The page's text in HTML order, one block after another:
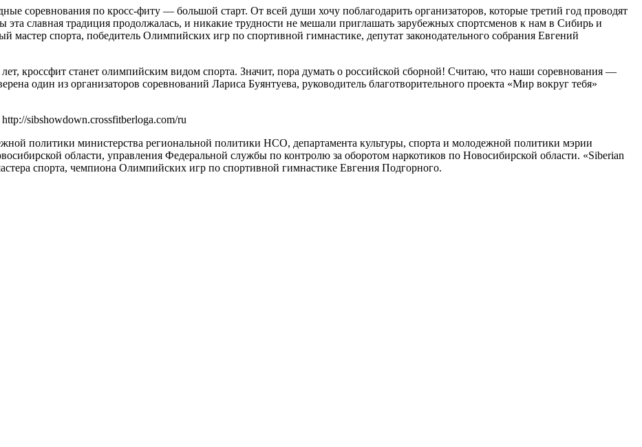
соревнования по кросс-фиту — большой старт. От всей души хочу поблагодарить организаторов, которые третий год проводят
эта славная традиция продолжалась, и никакие трудности не мешали приглашать зарубежных спортсменов к нам в Сибирь и
мастер спорта, победитель Олимпийских игр по спортивной гимнастике, депутат законодательного собрания Евгений
кроссфит станет олимпийским видом спорта. Значит, пора думать о российской сборной! Считаю, что наши соревнования —
один из организаторов соревнований Лариса Буянтуева, руководитель благотворительного проекта «Мир вокруг тебя»
sibshowdown.crossfitberloga.com/ru
политики министерства региональной политики НСО, департамента культуры, спорта и молодежной политики мэрии
области, управления Федеральной службы по контролю за оборотом наркотиков по Новосибирской области. «Siberian
спорта, чемпиона Олимпийских игр по спортивной гимнастике Евгения Подгорного.